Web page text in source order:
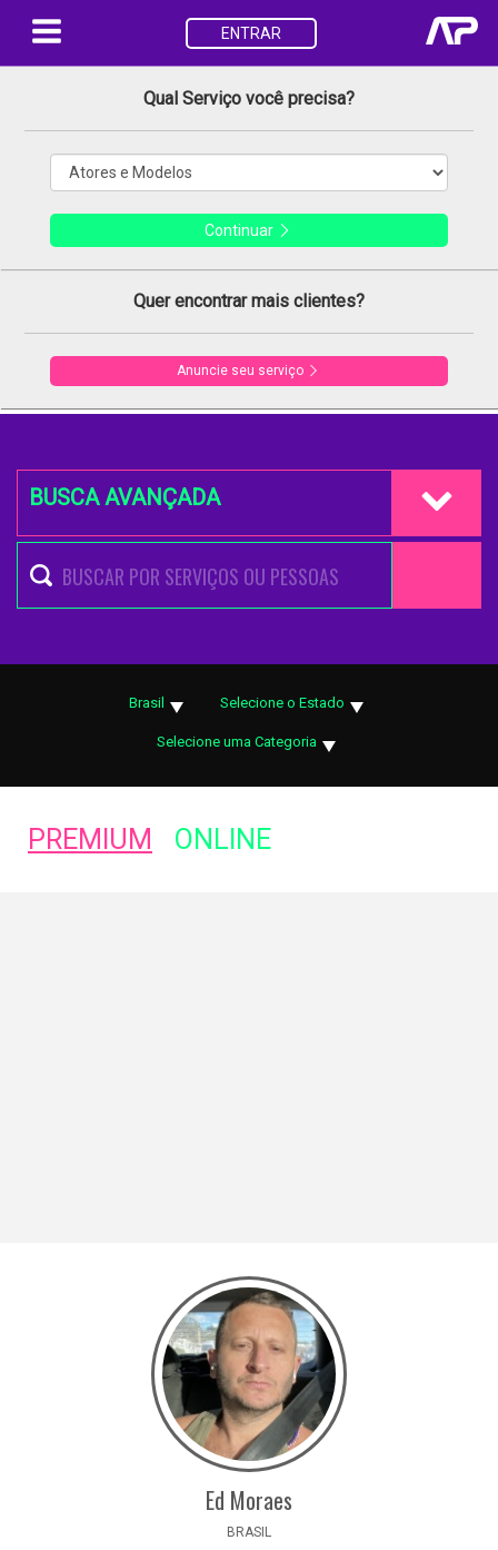
ENTRAR
Qual Serviço você precisa?
Continuar
Quer encontrar mais clientes?
Anuncie seu serviço
BUSCA AVANÇADA
Brasil Selecione o Estado
Selecione uma Categoria
PREMIUM ONLINE
Ed Moraes
BRASIL